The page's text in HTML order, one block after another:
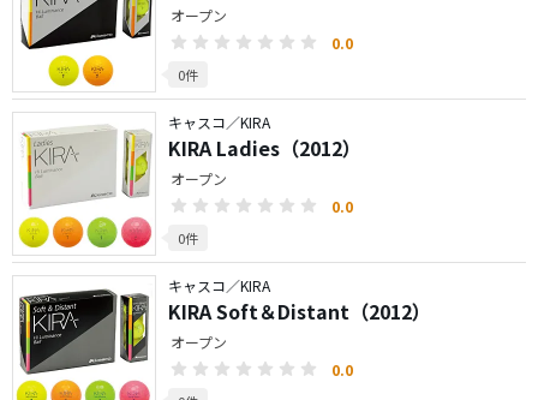
オープン
0.0
0件
キャスコ／KIRA
KIRA Ladies（2012）
オープン
0.0
0件
キャスコ／KIRA
KIRA Soft＆Distant（2012）
オープン
0.0